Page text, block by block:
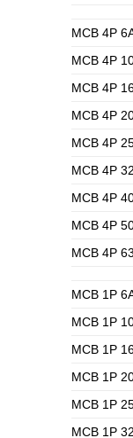
MCB 4P
MCB 4P
MCB 4P
MCB 4P
MCB 4P
MCB 4P
MCB 4P
MCB 4P
MCB 4P
MCB 1P
MCB 1P
MCB 1P
MCB 1P
MCB 1P
MCB 1P